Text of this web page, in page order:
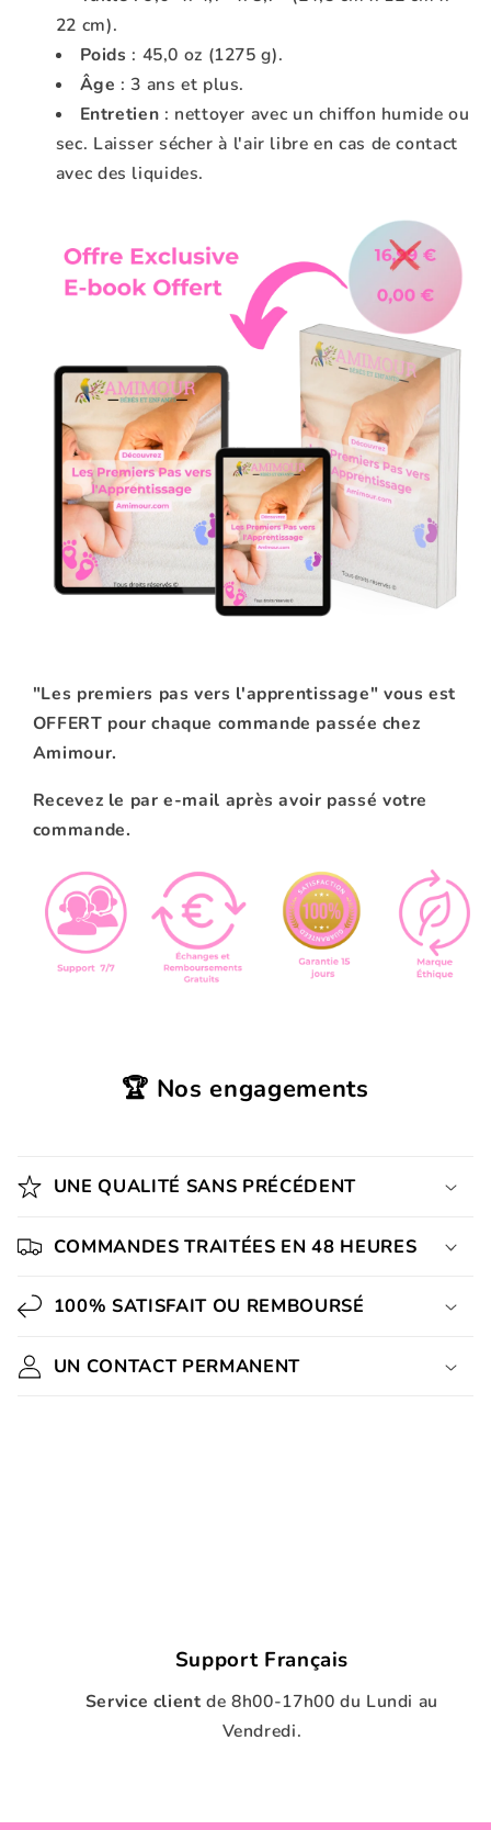
22 cm).
Poids : 45,0 oz (1275 g).
Âge : 3 ans et plus.
Entretien : nettoyer avec un chiffon humide ou
sec. Laisser sécher à l'air libre en cas de contact
avec des liquides.
"Les premiers pas vers l'apprentissage" vous est
OFFERT pour chaque commande passée chez
Amimour.
Recevez le par e-mail après avoir passé votre
commande.
🏆 Nos engagements
UNE QUALITÉ SANS PRÉCÉDENT
COMMANDES TRAITÉES EN 48 HEURES
100% SATISFAIT OU REMBOURSÉ
UN CONTACT PERMANENT
Support Français
Service clientde 8h00-17h00 du Lundi au
Vendredi.